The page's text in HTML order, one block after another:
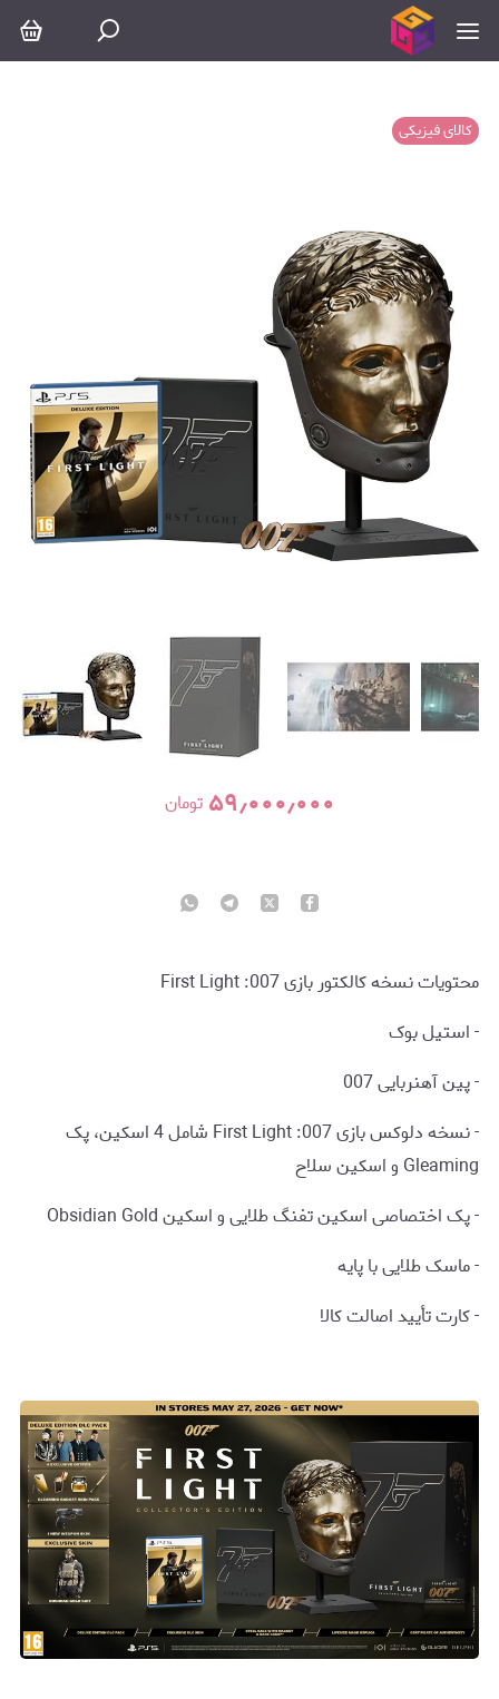
کالای فیزیکی
۵۹٫۰۰۰٫۰۰۰ تومان
محتویات نسخه کالکتور بازی 007: First Light
- استیل بوک
- پین آهنربایی 007
- نسخه دلوکس بازی 007: First Light شامل 4 اسکین، پک
Gleaming و اسکین سلاح
- پک اختصاصی اسکین تفنگ طلایی و اسکین Obsidian Gold
- ماسک طلایی با پایه
- کارت تأیید اصالت کالا